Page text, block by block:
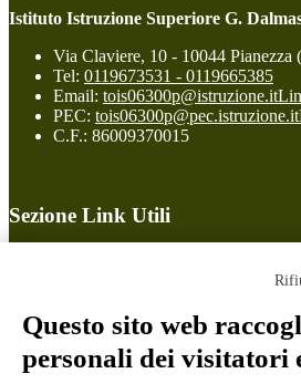
Istituto Istruzione Superiore G.
Via Claviere, 10 - 10044 Pianezza
Tel: 0119673531 - 0119665385
Email: tois06300p@istruzione.it
PEC: tois06300p@pec.istruzione.it
C.F.: 86009370015
Sezione Link Utili
Ufficio Relazioni con il Pubblico
Dichiarazione di accessibilità
Obiettivi di accessibilità
Questo sito web
personali dei visitatori